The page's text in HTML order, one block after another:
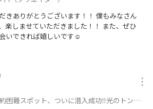
きありがとうございます！！ 僕もみなさん
楽しませていただきました！！ また、ぜひ
いできれば嬉しいです☺️
難スポット、ついに潜入成功‼️光のトンネルに吸い込まれに行こう✨に参加